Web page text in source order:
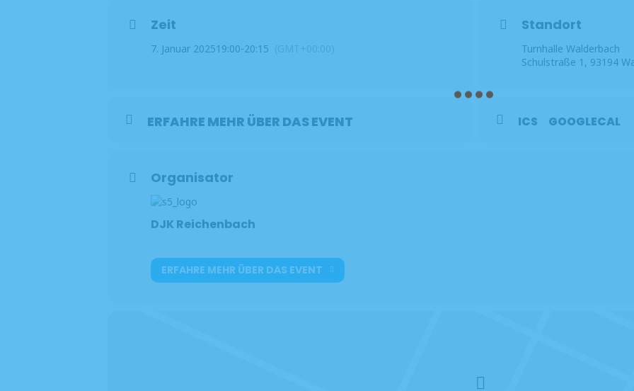
Zeit
7. Januar 202519:00-20:15
Standort
Turnhalle Walderbach
Schulstraße 1, 93194
ERFAHRE MEHR ÜBER DAS EVENT ICS GOOGLECAL
Organisator
DJK Reichenbach
ERFAHRE MEHR ÜBER DAS EVENT